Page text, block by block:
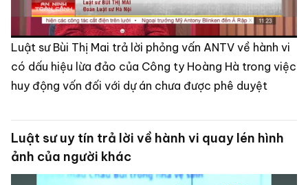
Luật sư Bùi Thị Mai trả lời phỏng vấn ANTV về hành vi
có dấu hiệu lừa đảo của Công ty Hoàng Hà trong việc
huy động vốn đối với dự án chưa được phê duyệt
Luật sư uy tín trả lời về hành vi quay lén hình
ảnh của người khác